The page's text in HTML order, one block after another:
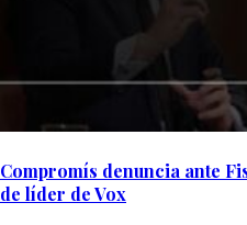
Compromís denuncia ante
de líder de Vox